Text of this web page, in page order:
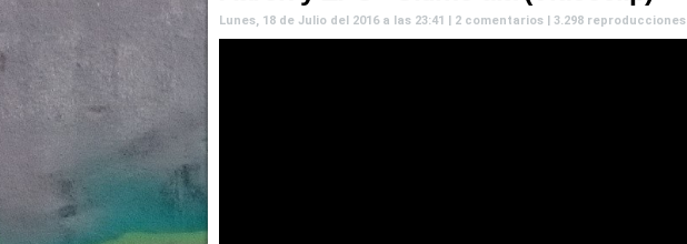
Lunes, 18 de Julio del 2016 a las 23:41 | 2 comentarios | 3.298 reproducciones